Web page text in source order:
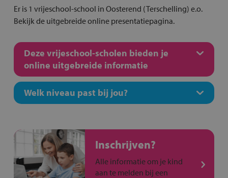
Er is 1 vrijeschool-school in Oosterend (Terschelling) e.o.
Bekijk de uitgebreide online presentatiepagina.
Deze vrijeschool-scholen bieden je
online uitgebreide informatie
Welk niveau past bij jou?
Inschrijven?
Alle informatie om je kind
aan te melden bij een